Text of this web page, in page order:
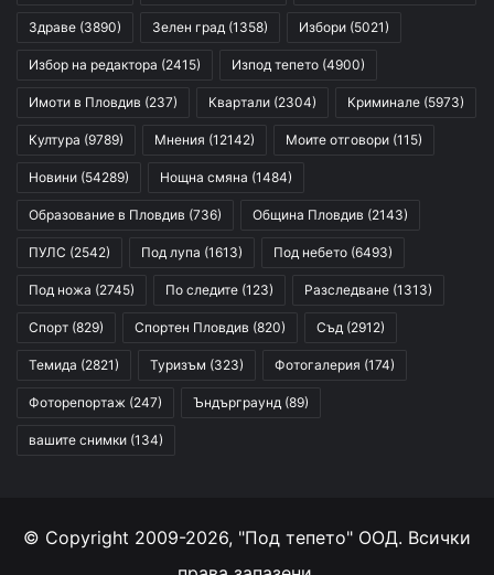
Здраве (3890) Зелен град (1358) Избори (5021)
Избор на редактора (2415) Изпод тепето (4900)
Имоти в Пловдив (237) Квартали (2304) Криминале (5973)
Култура (9789) Мнения (12142) Моите отговори (115)
Новини (54289) Нощна смяна (1484)
Образование в Пловдив (736) Община Пловдив (2143)
ПУЛС (2542) Под лупа (1613) Под небето (6493)
Под ножа (2745) По следите (123) Разследване (1313)
Спорт (829) Спортен Пловдив (820) Съд (2912)
Темида (2821) Туризъм (323) Фотогалерия (174)
Фоторепортаж (247) Ъндърграунд (89)
вашите снимки (134)
© Copyright 2009-2026, "Под тепето" ООД. Всички